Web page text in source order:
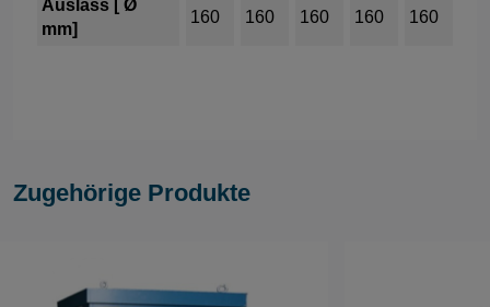
Auslass [ Ø
mm]
160 160 160 160 160
Zugehörige Produkte